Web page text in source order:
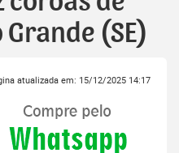
(SE)
atualizada em: 15/12/2025 14:17